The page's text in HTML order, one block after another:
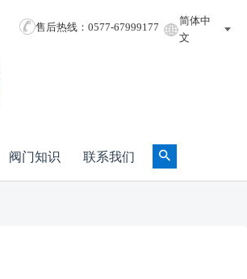
售后热线：0577-67999177
简体中
文
阀门知识 联系我们